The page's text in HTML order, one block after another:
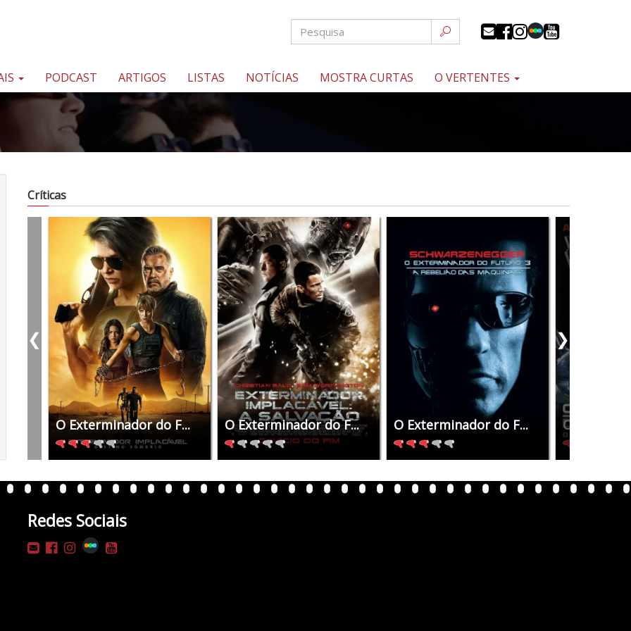
PODCAST ARTIGOS LISTAS NOTÍCIAS MOSTRA CURTAS O VERTENTES
Críticas
O Exterminador do F... O Exterminador do F... O Exterminador do F... O
❮ ❯
Redes Sociais